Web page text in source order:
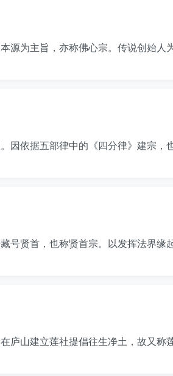
源为主旨，亦称佛心宗。传说创始人
因依据五部律中的《四分律》建宗，
号贤首，也称贤首宗。以发挥法界缘
庐山建立莲社提倡往生净土，故又